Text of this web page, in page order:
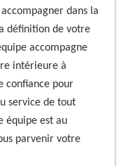
dans la
définition de votre
accompagne
intérieure à
confiance pour
service de tout
équipe est au
parvenir votre